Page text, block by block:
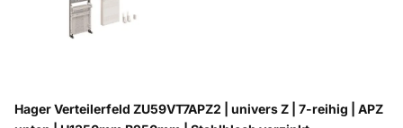
Hager Verteilerfeld ZU59VT7APZ2 | univers Z | 7-reihig | APZ